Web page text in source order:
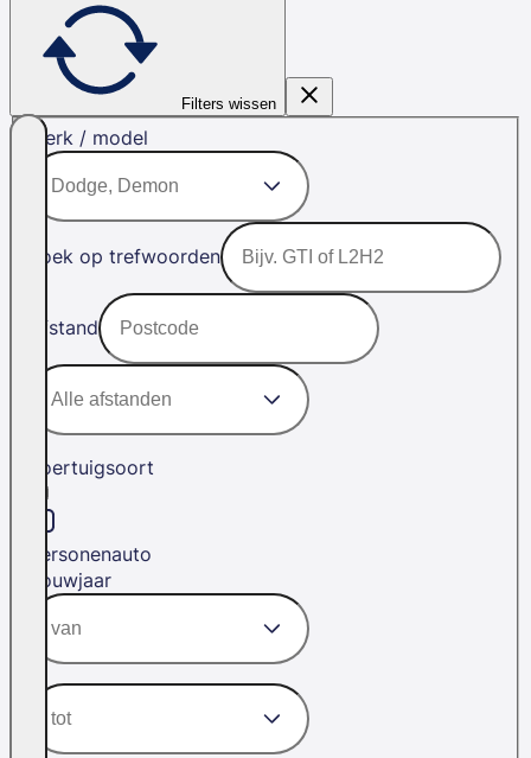
Filters wissen
Merk / model
Zoek op trefwoorden
Afstand
Voertuigsoort
Personenauto
Bouwjaar